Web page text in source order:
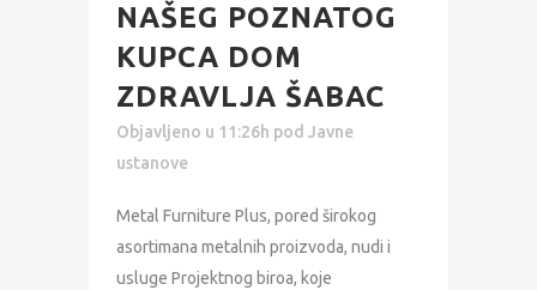
NAŠEG POZNATOG
KUPCA DOM
ZDRAVLJA ŠABAC
Objavljeno u 11:26h pod Javne
ustanove
Metal Furniture Plus, pored širokog
asortimana metalnih proizvoda, nudi i
usluge Projektnog biroa, koje